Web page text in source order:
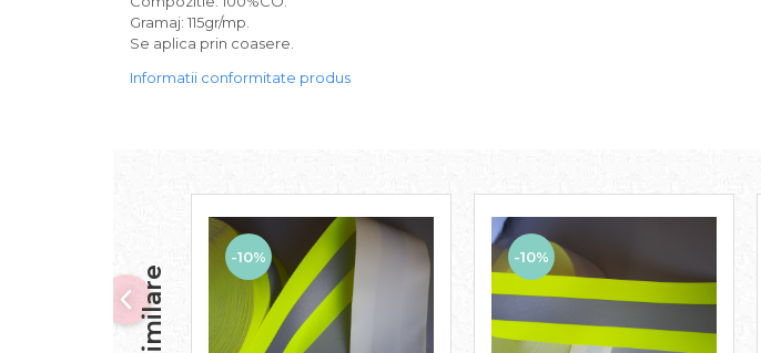
Gramaj: 115gr/mp.
Se aplica prin coasere.
Informatii conformitate produs
-10% -10%